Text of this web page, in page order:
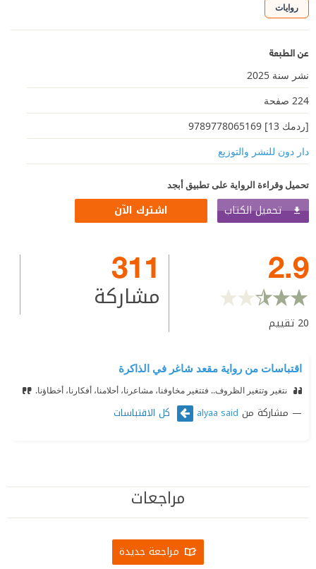
روايات
عن الطبعة
نشر سنة 2025
224 صفحة
[ردمك 13] 9789778065169
دار دون للنشر والتوزيع
تحميل وقراءة الرواية على تطبيق أبجد
تحميل الكتاب اشترك الآن
2.9
20 تقييم
311
مشاركة
اقتباسات من رواية مقعد شاغر في الذاكرة
‫ نتغير وتتغير الظروف.. فتتغير مخاوفنا، مشاعرنا، أحلامنا، أفكارنا، أخطاؤنا.
مشاركة من alyaa said كل الاقتباسات
مراجعات
مراجعة جديدة